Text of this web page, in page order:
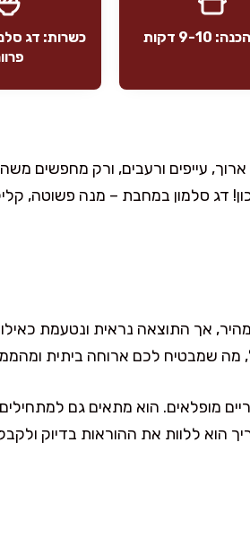
10 דקות
כשרות: דג
עייפים ורעבים, ורק מחפשים
דג סלמון במחבת – מנה פשוטה,
אך התוצאה נראית ונטעמת
מופלאים. הוא מתאים גם
הוא ללוות את ההוראות בדיוק